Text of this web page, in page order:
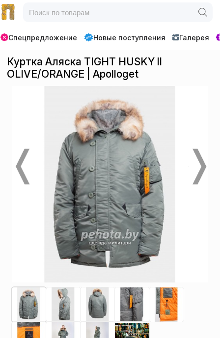
Спецпредложение Новые поступления Галерея
Куртка Аляска TIGHT HUSKY ll
OLIVE/ORANGE | Apolloget